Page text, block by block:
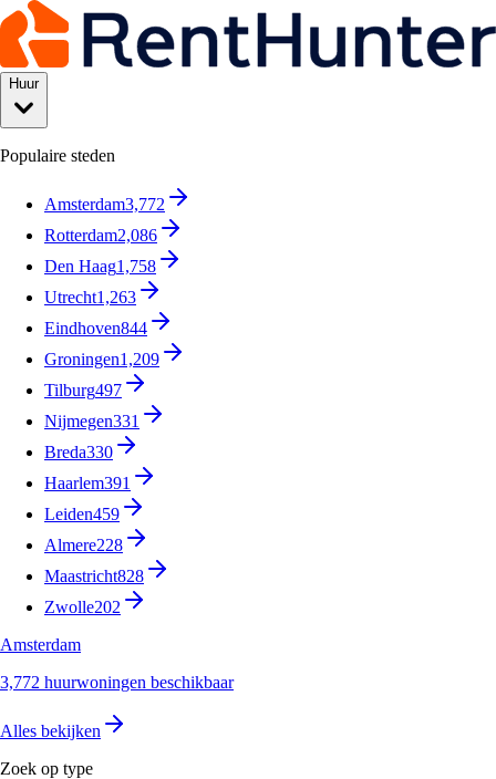
Huur
Populaire steden
Amsterdam3,772
Rotterdam2,086
Den Haag1,758
Utrecht1,263
Eindhoven844
Groningen1,209
Tilburg497
Nijmegen331
Breda330
Haarlem391
Leiden459
Almere228
Maastricht828
Zwolle202
Amsterdam
3,772 huurwoningen beschikbaar
Alles bekijken
Zoek op type